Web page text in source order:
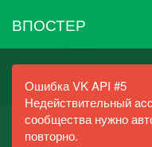
ВПОСТЕР
Ошибка VK API #5
Недействительный
сообщества нужно
повторно.